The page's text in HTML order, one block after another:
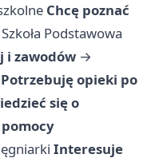
Chcę poznać
Szkoła Podstawowa
i zawodów →
Potrzebuję opieki po
się o
Interesuje